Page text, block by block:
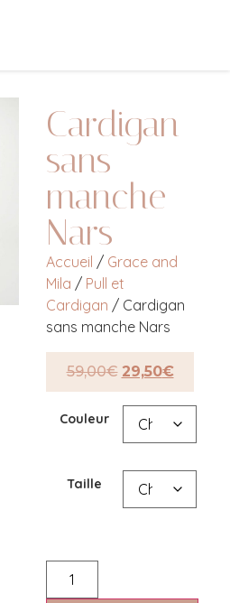
Cardigan
sans
manche
Nars
Accueil / Grace and
Mila / Pull et
Cardigan / Cardigan
sans manche Nars
59,00€ 29,50€
Couleur
Taille